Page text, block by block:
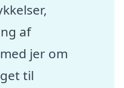
af
jer om
til